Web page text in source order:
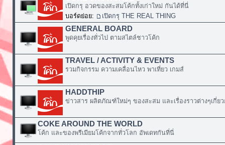
เปิดกรุ อวดของสะสมโค้กทั้งเก่าใหม่ กันได้ที่นี่
บอร์ดย่อย:
เปิดกรุ THE REAL THING
GENERAL BOARD
พูดคุยเรื่องทั่วไป ตามสไตล์ชาวโค้ก
TRAVEL / ACTIVITY & EVENTS
รวมกิจกรรม ความเคลื่อนไหว พาเที่ยว เกมส์
HADDTHIP
ข่าวสาร ผลิตภัณฑ์ใหม่ๆ ของสะสม และเรื่องราวต่างๆเกี่ย
COKE AROUND THE WORLD
โค้ก และของพรีเมียมโค้กจากทั่วโลก อัพเดทกันที่นี่